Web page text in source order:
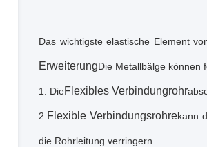
Das wichtigste elastische Element
ErweiterungDie Metallbälge können
1. DieFlexibles Verbindungrohr
2. Flexible Verbindungsrohrekann
die Rohrleitung verringern.